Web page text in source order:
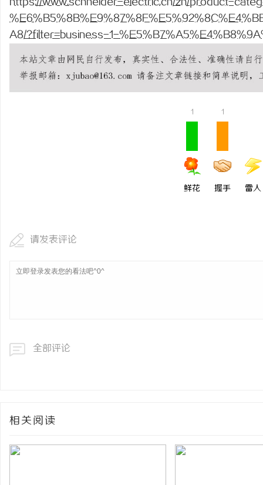
A8/?filter=business-1-
1
鲜花
1
握手 雷人
请发表评论
全部评论
相关阅读